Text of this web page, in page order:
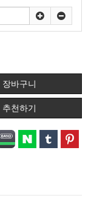
추천하기